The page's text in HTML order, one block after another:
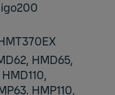
HMD65,
HMP110,